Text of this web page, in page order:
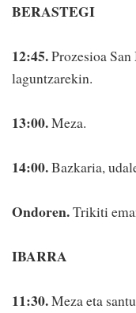
BERASTEGI
12:45.Prozesioa
laguntzarekin.
13:00.Meza.
14:00.Bazkaria,
Ondoren.Trikiti
IBARRA
11:30.Meza eta